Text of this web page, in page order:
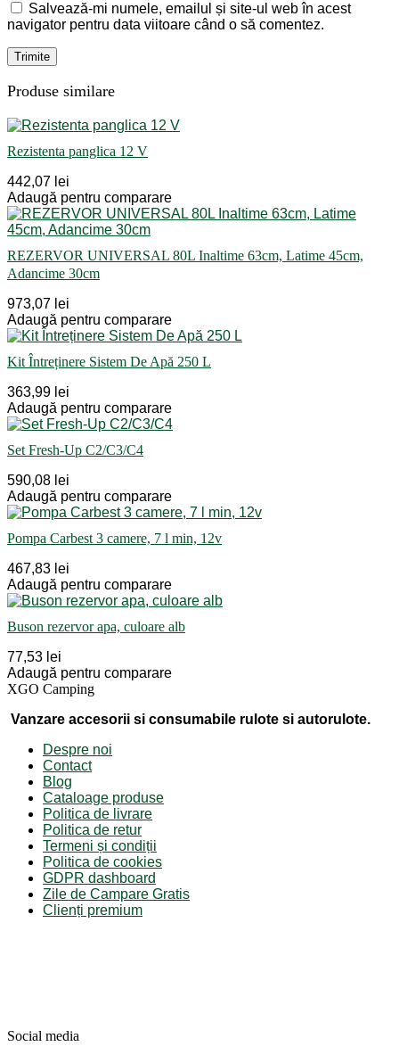
Salvează-mi numele, emailul și site-ul web în acest
navigator pentru data viitoare când o să comentez.
Produse similare
Rezistenta panglica 12 V
442,07 lei
Adaugă pentru comparare
REZERVOR UNIVERSAL 80L Inaltime 63cm, Latime 45cm,
Adancime 30cm
973,07 lei
Adaugă pentru comparare
Kit Întreținere Sistem De Apă 250 L
363,99 lei
Adaugă pentru comparare
Set Fresh-Up C2/C3/C4
590,08 lei
Adaugă pentru comparare
Pompa Carbest 3 camere, 7 l min, 12v
467,83 lei
Adaugă pentru comparare
Buson rezervor apa, culoare alb
77,53 lei
Adaugă pentru comparare
XGO Camping
Vanzare accesorii si consumabile rulote si autorulote.
Despre noi
Contact
Blog
Cataloage produse
Politica de livrare
Politica de retur
Termeni și condiții
Politica de cookies
GDPR dashboard
Zile de Campare Gratis
Clienți premium
Social media